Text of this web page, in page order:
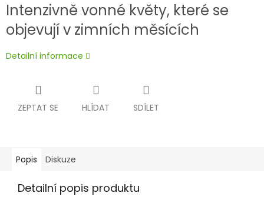
Intenzivně vonné květy, které se
objevují v zimních měsících
Detailní informace
ZEPTAT SE HLÍDAT SDÍLET
Popis Diskuze
Detailní popis produktu